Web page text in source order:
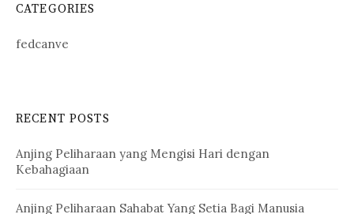
CATEGORIES
fedcanve
RECENT POSTS
Anjing Peliharaan yang Mengisi Hari dengan
Kebahagiaan
Anjing Peliharaan Sahabat Yang Setia Bagi Manusia